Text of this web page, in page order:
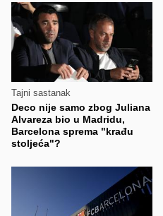
Tajni sastanak
Deco nije samo zbog Juliana
Alvareza bio u Madridu,
Barcelona sprema "krađu
stoljeća"?